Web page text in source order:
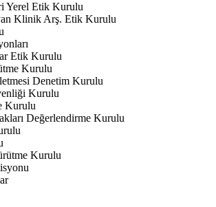
Yerel Etik Kurulu
Klinik Arş. Etik Kurulu
Etik Kurulu
Kurulu
Denetim Kurulu
Kurulu
Kurulu
Değerlendirme Kurulu
Kurulu